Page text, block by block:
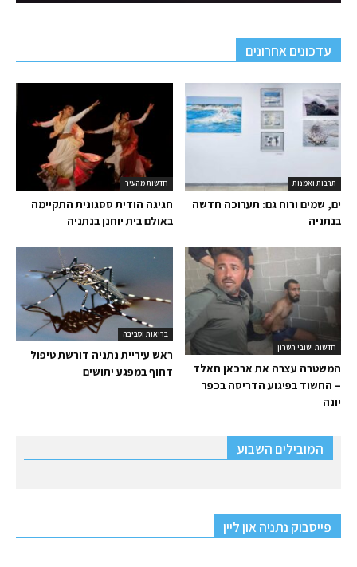
עדכונים אחרונים
חדשות מהעיר
חגיגה הודית ססגונית התקיימה
באולם בית יוחנן בנתניה
תרבות ואמנות
ים, שמים ורוח גם: תערוכה חדשה
בנתניה
בריאות וסביבה
ראש עיריית נתניה דורשת טיפול
דחוף במפגע יתושים
חדשות ישובי השרון
המשטרה עצרה את ארכאן חאלד
– החשוד בפיגוע הדריסה בכפר
יונה
המובילים השבוע
פייסבוק נתניה און ליין